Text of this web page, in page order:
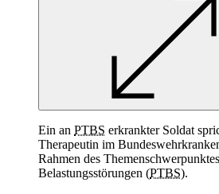
Ein an PTBS erkrankter Soldat
Therapeutin im
Rahmen des
Belastungsstörungen (PTBS).